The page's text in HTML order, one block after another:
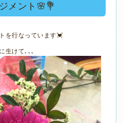
メント🌸💐
を行なっています💓
生けて､､､